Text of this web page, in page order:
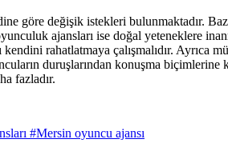
göre değişik istekleri bulunmaktadır.
ajansları ise doğal yeteneklere
rahatlatmaya çalışmalıdır. Ayrıca
duruşlarından konuşma
fazladır.
#Mersin oyuncu ajansı